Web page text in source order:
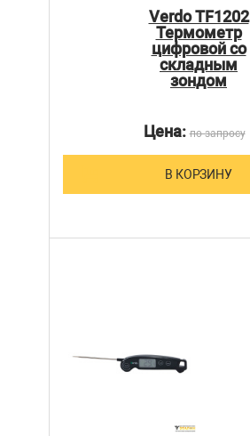
Verdo TF1202
Термометр
цифровой со
складным
зондом
Цена:по запросу
В КОРЗИНУ